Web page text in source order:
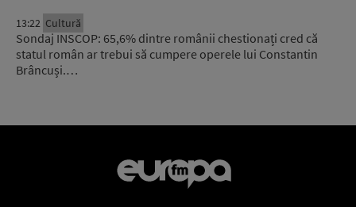
13:22 Cultură
Sondaj INSCOP: 65,6% dintre românii chestionați cred că
statul român ar trebui să cumpere operele lui Constantin
Brâncuși.…